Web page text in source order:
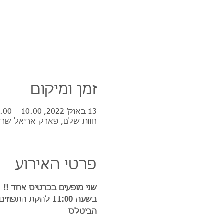
זמן ומיקום
13 באוק׳ 2022, 10:00 – 16:00
חוות שלם, פארק אריאל
פרטי האירוע
שני מופעים בכרטיס אחד !!
הביטלס